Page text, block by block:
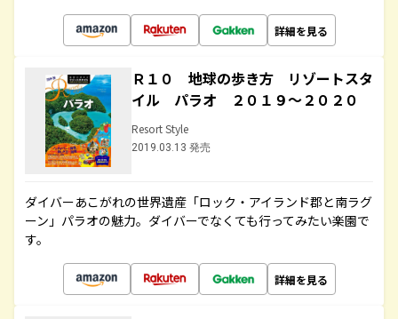
詳細を見る
Ｒ１０ 地球の歩き方 リゾートスタ
イル パラオ ２０１９～２０２０
Resort Style
2019.03.13 発売
ダイバーあこがれの世界遺産「ロック・アイランド郡と南ラグ
ーン」パラオの魅力。ダイバーでなくても行ってみたい楽園で
す。
詳細を見る